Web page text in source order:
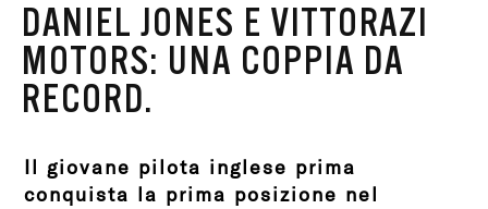
DANIEL JONES E VITTORAZI
MOTORS: UNA COPPIA DA
RECORD.
Il giovane pilota inglese prima
conquista la prima posizione nel